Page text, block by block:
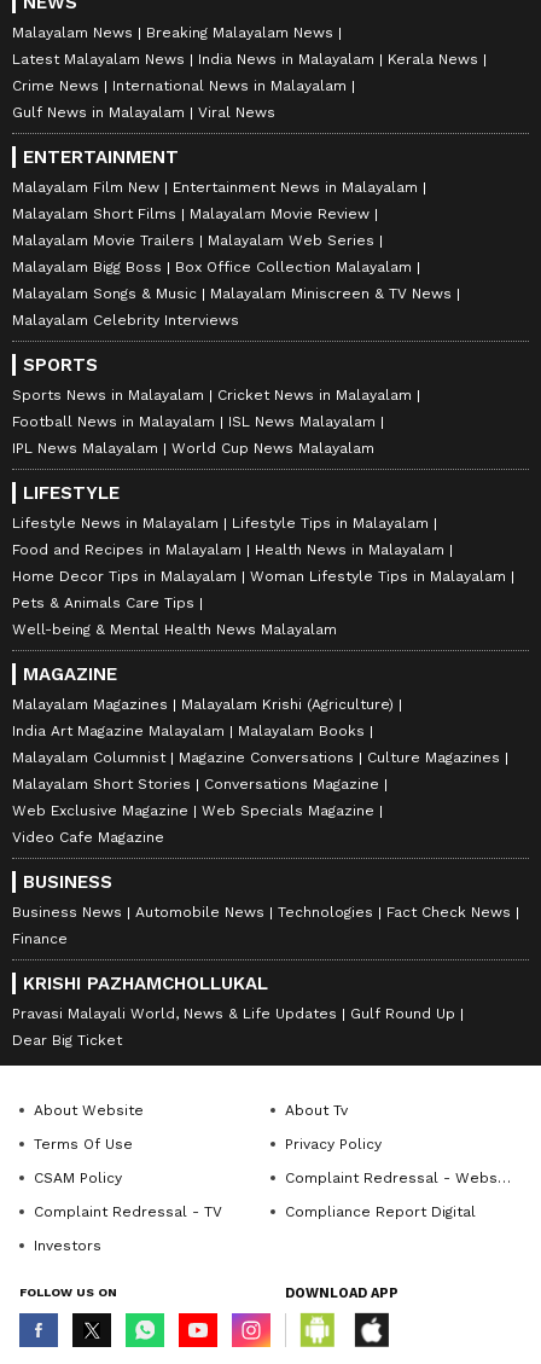
Malayalam News
Breaking Malayalam News
Latest Malayalam News
India News in Malayalam
Kerala News
Crime News
International News in Malayalam
Gulf News in Malayalam
Viral News
ENTERTAINMENT
Malayalam Film New
Entertainment News in Malayalam
Malayalam Short Films
Malayalam Movie Review
Malayalam Movie Trailers
Malayalam Web Series
Malayalam Bigg Boss
Box Office Collection Malayalam
Malayalam Songs & Music
Malayalam Miniscreen & TV News
Malayalam Celebrity Interviews
SPORTS
Sports News in Malayalam
Cricket News in Malayalam
Football News in Malayalam
ISL News Malayalam
IPL News Malayalam
World Cup News Malayalam
LIFESTYLE
Lifestyle News in Malayalam
Lifestyle Tips in Malayalam
Food and Recipes in Malayalam
Health News in Malayalam
Home Decor Tips in Malayalam
Woman Lifestyle Tips in Malayalam
Pets & Animals Care Tips
Well-being & Mental Health News Malayalam
MAGAZINE
Malayalam Magazines
Malayalam Krishi (Agriculture)
India Art Magazine Malayalam
Malayalam Books
Malayalam Columnist
Magazine Conversations
Culture Magazines
Malayalam Short Stories
Conversations Magazine
Web Exclusive Magazine
Web Specials Magazine
Video Cafe Magazine
BUSINESS
Business News Automobile News Technologies
Fact Check News
Finance
KRISHI PAZHAMCHOLLUKAL
Pravasi Malayali World, News & Life Updates
Gulf Round Up
Dear Big Ticket
About Website
About Tv
Terms Of Use
Privacy Policy
CSAM Policy
Complaint Redressal - Website
Complaint Redressal - TV
Compliance Report Digital
Investors
FOLLOW US ON DOWNLOAD APP